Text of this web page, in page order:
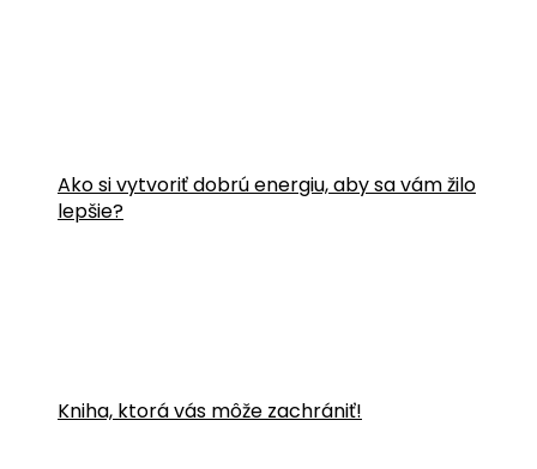
Ako si vytvoriť dobrú energiu, aby sa vám žilo
lepšie?
Kniha, ktorá vás môže zachrániť!